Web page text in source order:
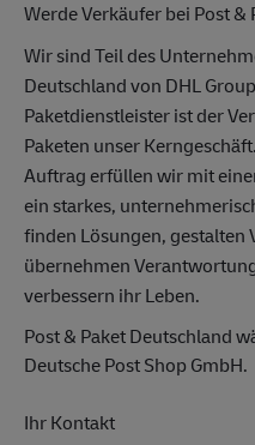
Werde Verkäufer bei Post &
Wir sind Teil des
Deutschland von DHL
Paketdienstleister ist der
Paketen unser
Auftrag erfüllen wir mit
ein starkes,
finden Lösungen, gestalten
übernehmen
verbessern ihr Leben.
Post & Paket Deutschland
Deutsche Post Shop GmbH.
Ihr Kontakt